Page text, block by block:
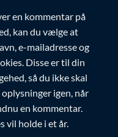
en kommentar på
kan du vælge at
e-mailadresse og
Disse er til din
så du ikke skal
igen, når
en kommentar.
vil holde i et år.